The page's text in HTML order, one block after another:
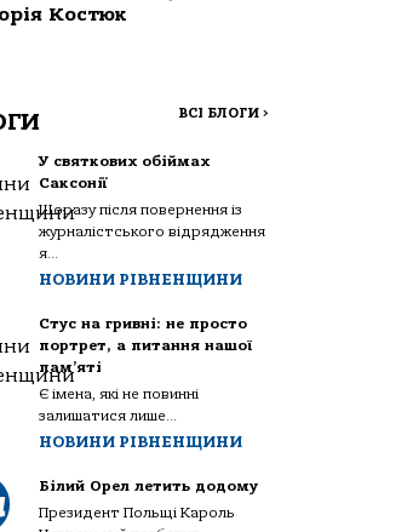
Костюк
ВСІ БЛОГИ >
У святкових обіймах
Саксонії
Щоразу після повернення із
журналістського відрядження
я...
НОВИНИ РІВНЕНЩИНИ
Стус на гривні: не просто
портрет, а питання нашої
пам’яті
Є імена, які не повинні
залишатися лише...
НОВИНИ РІВНЕНЩИНИ
Білий Орел летить додому
Президент Польщі Кароль